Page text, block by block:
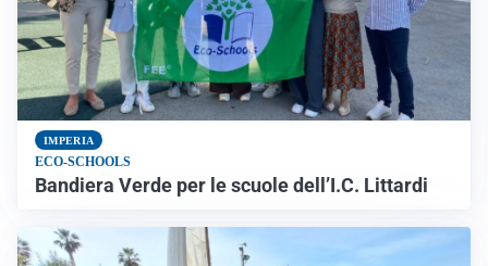
IMPERIA
ECO-SCHOOLS
Bandiera Verde per le scuole dell’I.C. Littardi